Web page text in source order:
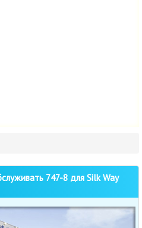
747-8 для Silk Way